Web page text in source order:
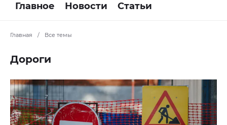
Главное Новости Статьи
Главная / Все темы
Дороги